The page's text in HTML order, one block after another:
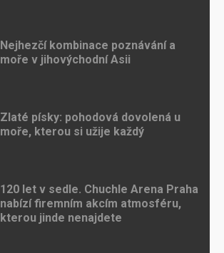
Nejhezčí kombinace poznávání a
moře v jihovýchodní Asii
Zlaté písky: pohodová dovolená u
moře, kterou si užije každý
120 let v sedle. Chuchle Arena Praha
nabízí firemním akcím atmosféru,
kterou jinde nenajdete